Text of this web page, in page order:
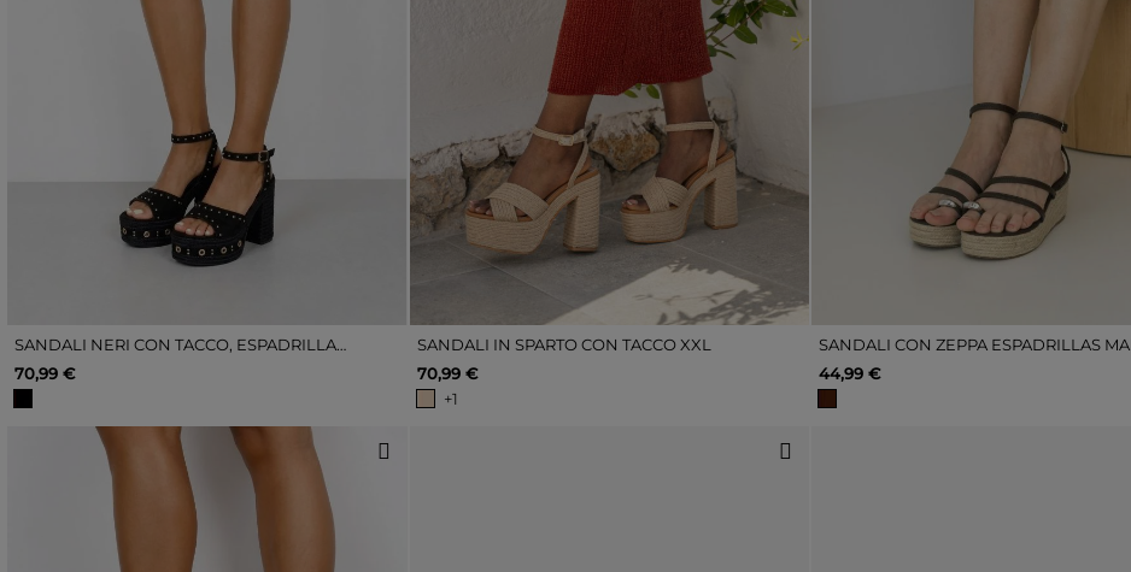
SANDALI NERI CON TACCO, ESPADRILLAS E BORCHIE
70,99 €
SANDALI IN SPARTO CON TACCO XXL
70,99 €
+1
44,99 €